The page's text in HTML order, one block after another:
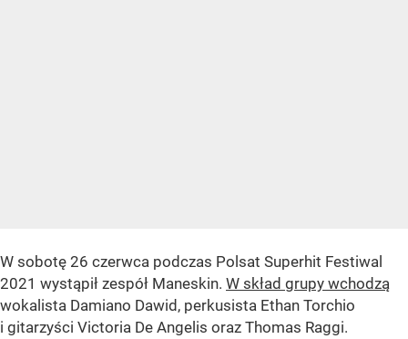
W sobotę 26 czerwca podczas Polsat Superhit Festiwal
2021 wystąpił zespół Maneskin. W skład grupy wchodzą
wokalista Damiano Dawid, perkusista Ethan Torchio
i gitarzyści Victoria De Angelis oraz Thomas Raggi.